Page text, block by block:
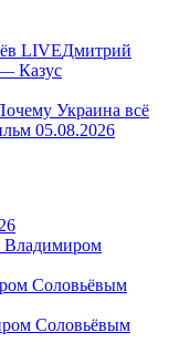
Дмитрий
Казус
Украина всё
05.08.2026
Владимиром
Соловьёвым
Соловьёвым